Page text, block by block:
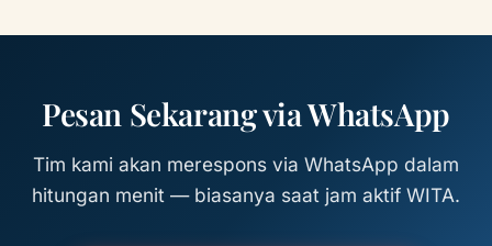
Pesan Sekarang via WhatsApp
Tim kami akan merespons via WhatsApp dalam
hitungan menit — biasanya saat jam aktif WITA.